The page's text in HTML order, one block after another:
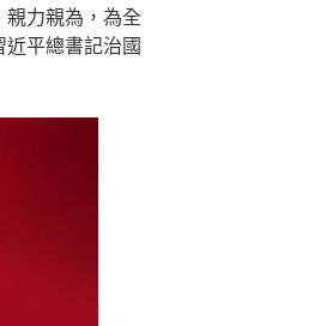
力親為，為全
平總書記治國